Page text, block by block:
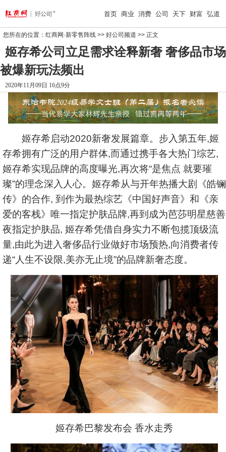
首页 商业 消费 公司 天下 财富 弘道
您所在的位置： 红商网·新零售阵线 >> 好公司频道 >> 正文
姬存希公司立足需求诠释新奢 奢侈品市场
被爆新玩法频出
2020年11月09日 16点9分
姬存希启动2020新奢发展篇章。步入第五年,姬
存希拥有广泛的用户群体,而通过携手各大热门综艺,
姬存希实现品牌的高度曝光,再次将“是焦点 就要璀
璨”的理念深入人心。姬存希从与开年热播大剧《皓镧
传》的合作, 到作为最热综艺《中国好声音》和《亲
爱的客栈》唯一指定护肤品牌,再到成为芭莎明星慈善
夜指定护肤品, 姬存希凭借自身实力不断包揽顶级流
量,由此为进入奢侈品行业做好市场预热,向消费者传
递“人生不设限,美亦无止境”的品牌新奢态度。
姬存希巴黎发布会 香水走秀